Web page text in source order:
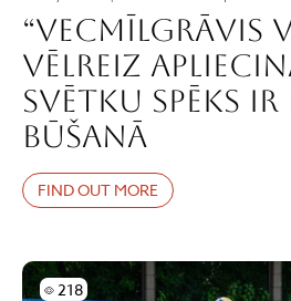
“VECMĪLGRĀVIS
vēlreiz
svētku spēks ir
būšanā
FIND OUT MORE
218
Skatījumi